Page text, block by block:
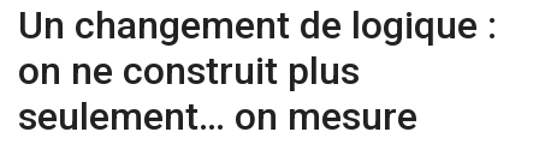
Un changement de logique :
on ne construit plus
seulement… on mesure